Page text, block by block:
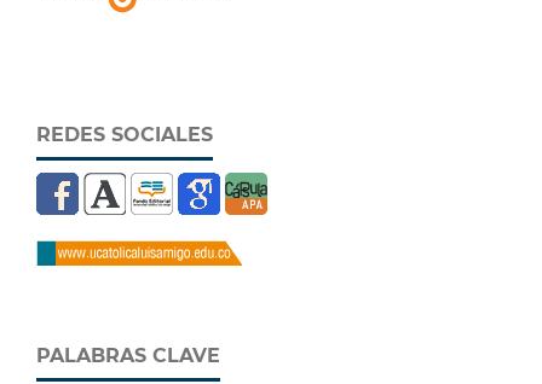
REDES SOCIALES
PALABRAS CLAVE